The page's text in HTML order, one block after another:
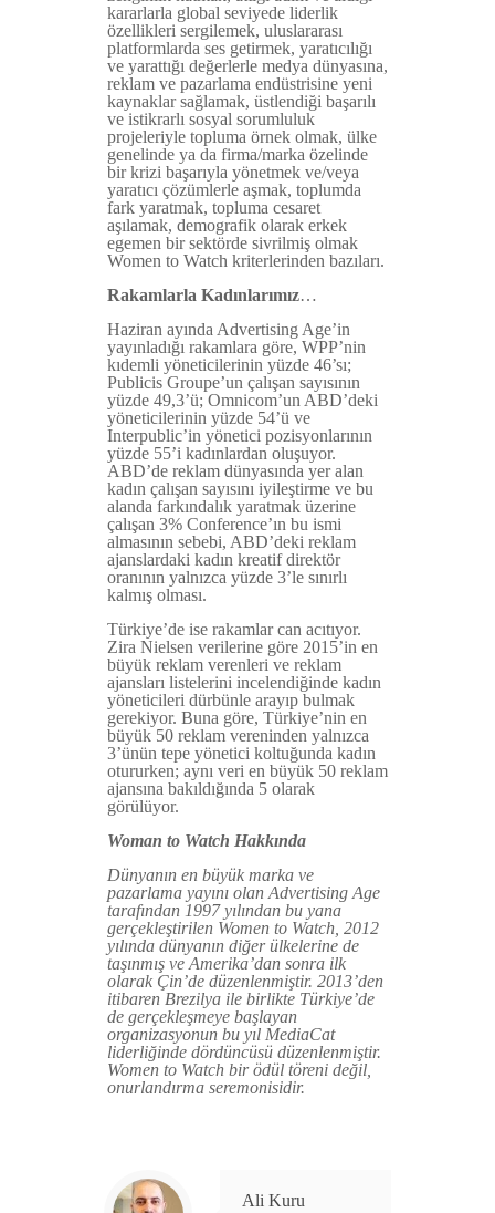
kararlarla global seviyede liderlik
özellikleri sergilemek, uluslararası
platformlarda ses getirmek, yaratıcılığı
ve yarattığı değerlerle medya dünyasına,
reklam ve pazarlama endüstrisine yeni
kaynaklar sağlamak, üstlendiği başarılı
ve istikrarlı sosyal sorumluluk
projeleriyle topluma örnek olmak, ülke
genelinde ya da firma/marka özelinde
bir krizi başarıyla yönetmek ve/veya
yaratıcı çözümlerle aşmak, toplumda
fark yaratmak, topluma cesaret
aşılamak, demografik olarak erkek
egemen bir sektörde sivrilmiş olmak
Women to Watch kriterlerinden bazıları.
Rakamlarla Kadınlarımız…
Haziran ayında Advertising Age’in
yayınladığı rakamlara göre, WPP’nin
kıdemli yöneticilerinin yüzde 46’sı;
Publicis Groupe’un çalışan sayısının
yüzde 49,3’ü; Omnicom’un ABD’deki
yöneticilerinin yüzde 54’ü ve
Interpublic’in yönetici pozisyonlarının
yüzde 55’i kadınlardan oluşuyor.
ABD’de reklam dünyasında yer alan
kadın çalışan sayısını iyileştirme ve bu
alanda farkındalık yaratmak üzerine
çalışan 3% Conference’ın bu ismi
almasının sebebi, ABD’deki reklam
ajanslardaki kadın kreatif direktör
oranının yalnızca yüzde 3’le sınırlı
kalmış olması.
Türkiye’de ise rakamlar can acıtıyor.
Zira Nielsen verilerine göre 2015’in en
büyük reklam verenleri ve reklam
ajansları listelerini incelendiğinde kadın
yöneticileri dürbünle arayıp bulmak
gerekiyor. Buna göre, Türkiye’nin en
büyük 50 reklam vereninden yalnızca
3’ünün tepe yönetici koltuğunda kadın
otururken; aynı veri en büyük 50 reklam
ajansına bakıldığında 5 olarak
görülüyor.
Woman to Watch Hakkında
Dünyanın en büyük marka ve
pazarlama yayını olan Advertising Age
tarafından 1997 yılından bu yana
gerçekleştirilen Women to Watch, 2012
yılında dünyanın diğer ülkelerine de
taşınmış ve Amerika’dan sonra ilk
olarak Çin’de düzenlenmiştir. 2013’den
itibaren Brezilya ile birlikte Türkiye’de
de gerçekleşmeye başlayan
organizasyonun bu yıl MediaCat
liderliğinde dördüncüsü düzenlenmiştir.
Women to Watch bir ödül töreni değil,
onurlandırma seremonisidir.
Ali Kuru